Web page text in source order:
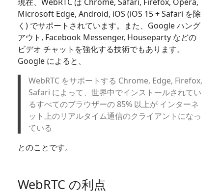
Microsoft Edge, Android, iOS (iOS 15 + Safari を除
く) でサポートされています。また、Google ハング
アウト, Facebook Messenger, Houseparty などの
ビデオ チャットを強化する技術でもあります。
Google によると、
WebRTC をサポートする Chrome, Edge, Firefox,
Safari によって、世界中でインストールされてい
るすべてのブラウザーの 85% 以上が インターネ
ット上のリアルタイム通信のクライアントになっ
ている
とのことです。
WebRTC の利点